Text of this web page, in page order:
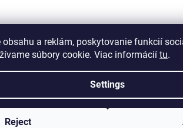
obsahu a reklám, poskytovanie funkcií
súbory cookie. Viac informácií tu.
Settings
Reject